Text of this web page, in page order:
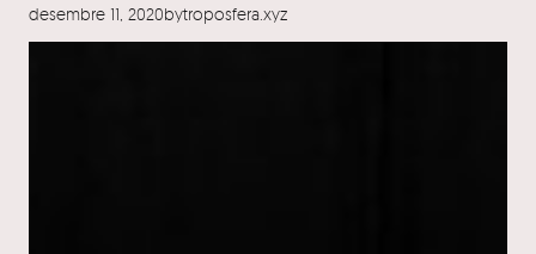
desembre 11, 2020bytroposfera.xyz